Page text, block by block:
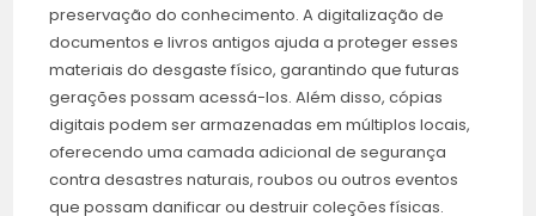
preservação do conhecimento. A digitalização de
documentos e livros antigos ajuda a proteger esses
materiais do desgaste físico, garantindo que futuras
gerações possam acessá-los. Além disso, cópias
digitais podem ser armazenadas em múltiplos locais,
oferecendo uma camada adicional de segurança
contra desastres naturais, roubos ou outros eventos
que possam danificar ou destruir coleções físicas.